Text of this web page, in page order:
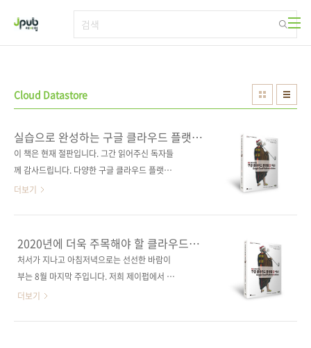
Cloud Datastore
실습으로 완성하는 구글 클라우드 플랫폼
인 액션
이 책은 현재 절판입니다. 그간 읽어주신 독자들
께 감사드립니다. 다양한 구글 클라우드 플랫폼
제품으로 만나는 클라우드 애플리케이션의 신세
스이십사] [인터파크] [쿠팡] 전자책 도서구매 사
이트(가나다순)[교보문고] [구글북스] [리디북
스] [알라딘] [예스이십사] [인터파크] 출판사 제
Google Cloud Platform In Action(원서
ISBN: 9781617293528)저자명 제이 제이 지
더보기
2020년에 더욱 주목해야 할 클라우드
서비스, 구글 클라우드 플랫폼
처서가 지나고 아침저녁으로는 선선한 바람이
부는 8월 마지막 주입니다. 저희 제이펍에서 그
동안 다소 뜸~하다가 최근에 다양한 신간을 소개
더보기